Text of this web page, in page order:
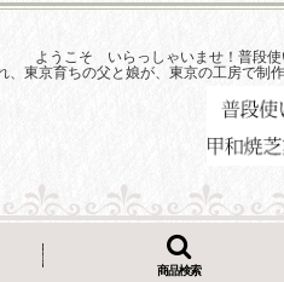
ようこそ いらっしゃいませ！普段使
、東京育ちの父と娘が、東京の工房で制
商品検索